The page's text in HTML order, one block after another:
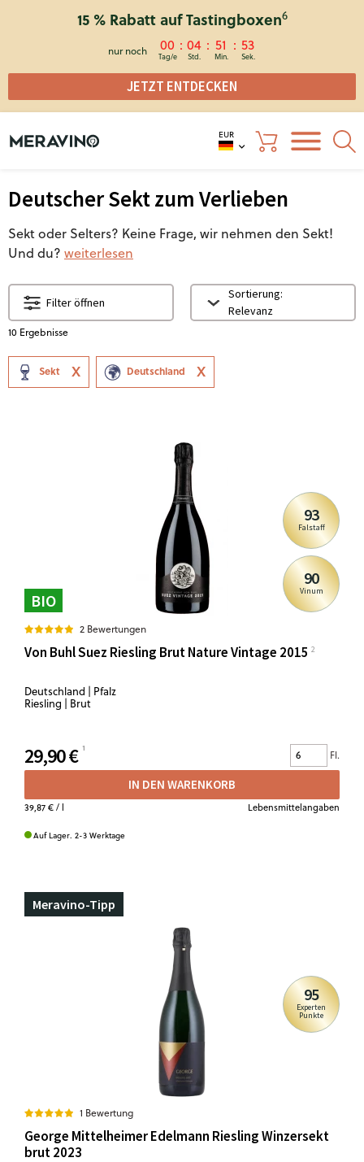
15 % Rabatt auf Tastingboxen6
nur noch 00 04 51 52
JETZT ENTDECKEN
EUR
Deutscher Sekt zum Verlieben
Sekt oder Selters? Keine Frage, wir nehmen den Sekt!
Und du? weiterlesen
Filter öffnen
Sortierung:
Relevanz
10 Ergebnisse
Sekt Deutschland
93
Falstaff
90
Vinum
BIO
2 Bewertungen
Von Buhl Suez Riesling Brut Nature Vintage 2015
Deutschland | Pfalz
Riesling | Brut
29,90 € Fl.
IN DEN WARENKORB
39,87 €/ l Lebensmittelangaben
Auf Lager. 2-3 Werktage
Meravino-Tipp
95
Experten
Punkte
1 Bewertung
George Mittelheimer Edelmann Riesling Winzersekt
brut 2023